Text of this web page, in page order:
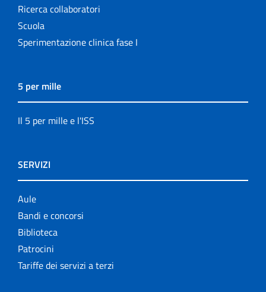
Ricerca collaboratori
Scuola
Sperimentazione clinica fase I
5 per mille
Il 5 per mille e l'ISS
SERVIZI
Aule
Bandi e concorsi
Biblioteca
Patrocini
Tariffe dei servizi a terzi